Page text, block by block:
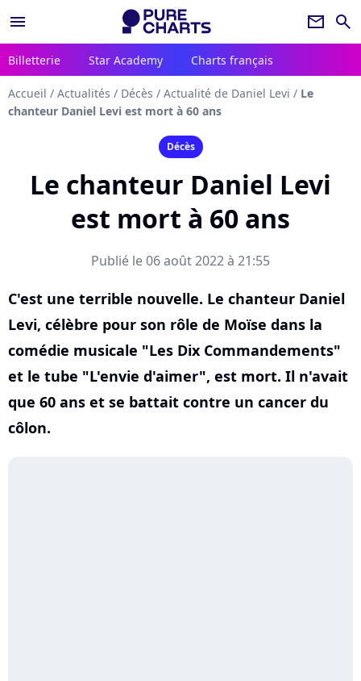
menu newsletter search
Billetterie Star Academy Charts français
Accueil / Actualités / Décès / Actualité de Daniel Levi / Le
chanteur Daniel Levi est mort à 60 ans
Décès
Le chanteur Daniel Levi
est mort à 60 ans
Publié le 06 août 2022 à 21:55
C'est une terrible nouvelle. Le chanteur Daniel
Levi, célèbre pour son rôle de Moïse dans la
comédie musicale "Les Dix Commandements"
et le tube "L'envie d'aimer", est mort. Il n'avait
que 60 ans et se battait contre un cancer du
côlon.